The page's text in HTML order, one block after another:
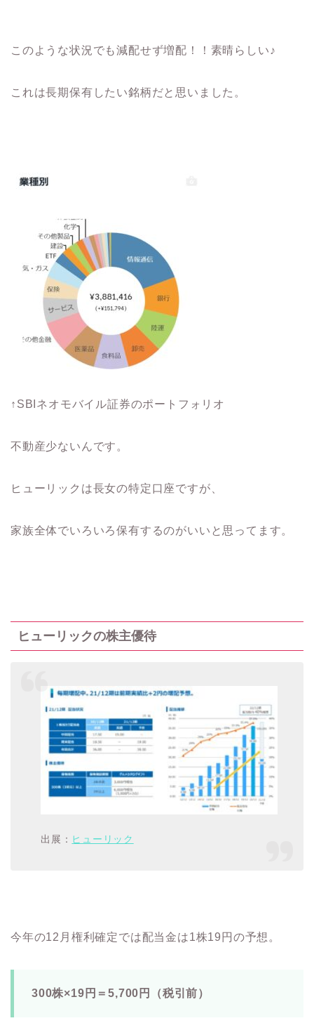
このような状況でも減配せず増配！！素晴らしい♪
これは長期保有したい銘柄だと思いました。
↑SBIネオモバイル証券のポートフォリオ
不動産少ないんです。
ヒューリックは長女の特定口座ですが、
家族全体でいろいろ保有するのがいいと思ってます。
ヒューリックの株主優待
出展： ヒューリック
今年の12月権利確定では配当金は1株19円の予想。
300株×19円＝5,700円（税引前）